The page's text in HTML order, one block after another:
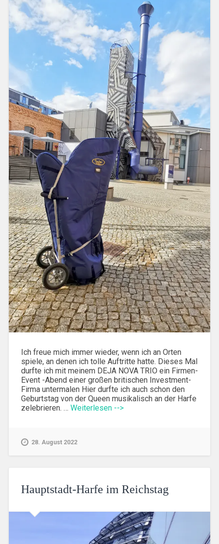
Ich freue mich immer wieder, wenn ich an Orten
spiele, an denen ich tolle Auftritte hatte. Dieses Mal
durfte ich mit meinem DEJA NOVA TRIO ein Firmen-
Event -Abend einer großen britischen Investment-
Firma untermalen Hier durfte ich auch schon den
Geburtstag von der Queen musikalisch an der Harfe
zelebrieren. … Weiterlesen -->
28. August 2022
Hauptstadt-Harfe im Reichstag